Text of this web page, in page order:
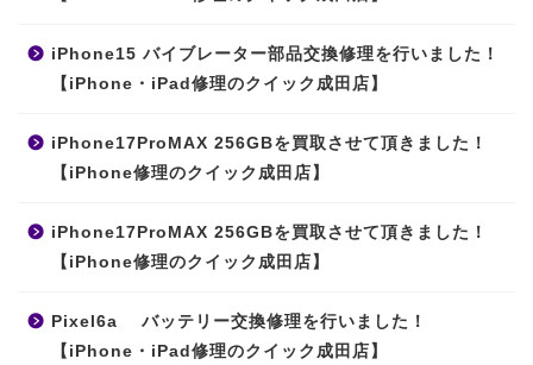
iPhone15 バイブレーター部品交換修理を行いました！
【iPhone・iPad修理のクイック成田店】
iPhone17ProMAX 256GBを買取させて頂きました！
【iPhone修理のクイック成田店】
iPhone17ProMAX 256GBを買取させて頂きました！
【iPhone修理のクイック成田店】
Pixel6a バッテリー交換修理を行いました！
【iPhone・iPad修理のクイック成田店】